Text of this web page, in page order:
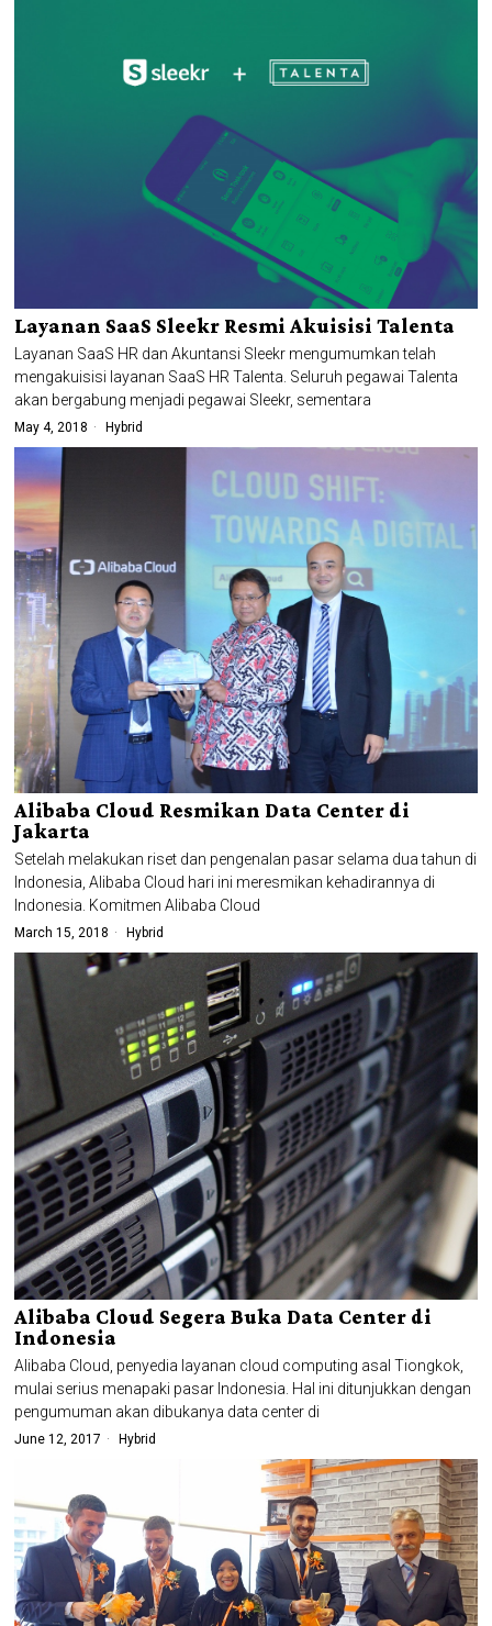
Layanan SaaS Sleekr Resmi Akuisisi Talenta
Layanan SaaS HR dan Akuntansi Sleekr mengumumkan telah
mengakuisisi layanan SaaS HR Talenta. Seluruh pegawai Talenta
akan bergabung menjadi pegawai Sleekr, sementara
May 4, 2018 Hybrid
Alibaba Cloud Resmikan Data Center di
Jakarta
Setelah melakukan riset dan pengenalan pasar selama dua tahun di
Indonesia, Alibaba Cloud hari ini meresmikan kehadirannya di
Indonesia. Komitmen Alibaba Cloud
March 15, 2018 Hybrid
Alibaba Cloud Segera Buka Data Center di
Indonesia
Alibaba Cloud, penyedia layanan cloud computing asal Tiongkok,
mulai serius menapaki pasar Indonesia. Hal ini ditunjukkan dengan
pengumuman akan dibukanya data center di
June 12, 2017 Hybrid